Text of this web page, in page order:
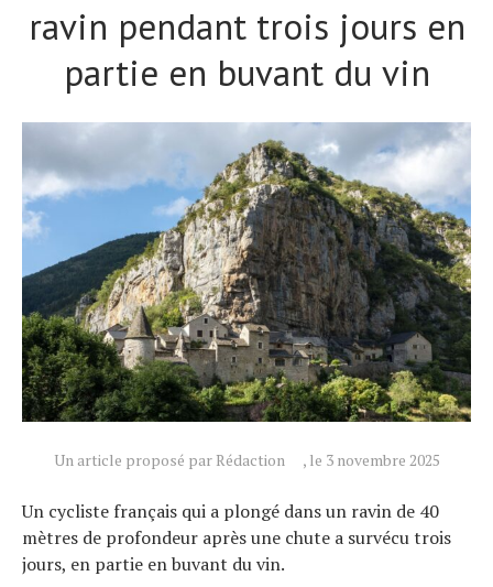
ravin pendant trois jours en
partie en buvant du vin
Un article proposé par Rédaction , le 3 novembre 2025
Un cycliste français qui a plongé dans un ravin de 40
mètres de profondeur après une chute a survécu trois
jours, en partie en buvant du vin.
Actualités
Technologies
Tests de produits
Conseils
Tendances
Tous nos articles